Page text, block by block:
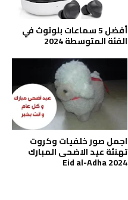
أفضل 5 سماعات بلوتوث في
الفئة المتوسطة 2024
اجمل صور خلفيات وكروت
تهنئة عيد الاضحى المبارك
2024 Eid al-Adha